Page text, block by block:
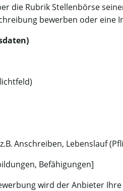
die Rubrik Stellenbörse
bewerben oder eine
Anschreiben, Lebenslauf
Befähigungen]
wird der Anbieter